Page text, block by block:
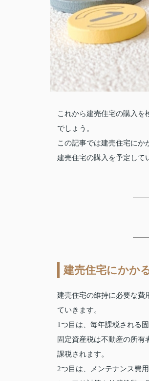
これから建売住宅の購入を
でしょう。
この記事では建売住宅にか
建売住宅の購入を予定して
建売住宅にかか
建売住宅の維持に必要な費
ていきます。
1つ目は、毎年課税される
固定資産税は不動産の所
課税されます。
2つ目は、メンテナンス費用